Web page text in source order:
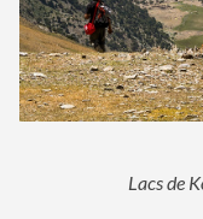
Lacs de